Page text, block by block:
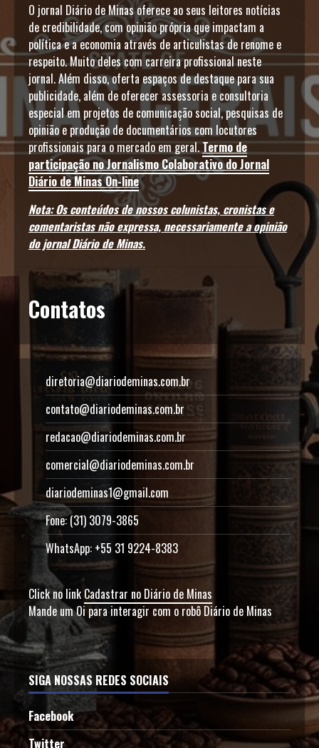
O jornal Diário de Minas oferece ao seus leitores notícias
de credibilidade, com opinião própria que impactam a
política e a economia através de articulistas de renome e
respeito. Muito deles com carreira profissional neste
jornal. Além disso, oferta espaços de destaque para sua
publicidade, além de oferecer assessoria e consultoria
especial em projetos de comunicação social, pesquisas de
opinião e produção de documentários com locutores
profissionais para o mercado em geral.Termo de
participação no Jornalismo Colaborativo do Jornal
Diário de Minas On-line
Nota: Os conteúdos de nossos colunistas, cronistas e
comentaristas não expressa, necessariamente a opinião
do jornal Diário de Minas.
Contatos
diretoria@diariodeminas.com.br
contato@diariodeminas.com.br
redacao@diariodeminas.com.br
comercial@diariodeminas.com.br
diariodeminas1@gmail.com
Fone: (31) 3079-3865
WhatsApp: +55 31 9224-8383
Click no link Cadastrar no Diário de Minas
Mande um Oi para interagir com o robô Diário de Minas
SIGA NOSSAS REDES SOCIAIS
Facebook
Twitter